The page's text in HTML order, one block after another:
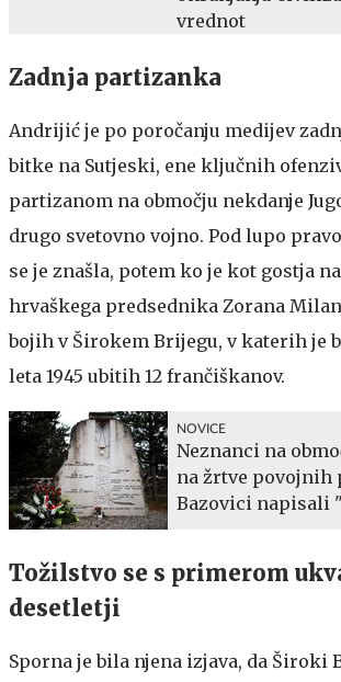
vrednot
Zadnja partizanka
Andrijić je po poročanju medijev
bitke na Sutjeski, ene ključnih
partizanom na območju nekdanje
drugo svetovno vojno. Pod lupo
se je znašla, potem ko je kot gostja
hrvaškega predsednika Zorana
bojih v Širokem Brijegu, v katerih je
leta 1945 ubitih 12 frančiškanov.
NOVICE
Neznanci na
na žrtve povojnih
Bazovici napisali
Tožilstvo se s primerom
desetletji
Sporna je bila njena izjava, da Široki